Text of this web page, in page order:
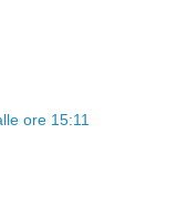
ore 15:11